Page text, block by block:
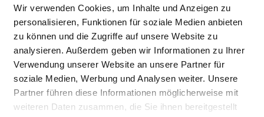
Wir verwenden Cookies, um Inhalte und Anzeigen zu
personalisieren, Funktionen für soziale Medien anbieten
zu können und die Zugriffe auf unsere Website zu
analysieren. Außerdem geben wir Informationen zu Ihrer
Verwendung unserer Website an unsere Partner für
soziale Medien, Werbung und Analysen weiter. Unsere
Partner führen diese Informationen möglicherweise mit
weiteren Daten zusammen, die Sie ihnen bereitgestellt